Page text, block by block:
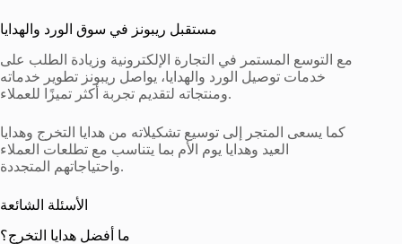
مستقبل ريبونز في سوق الورد والهدايا
مع التوسع المستمر في التجارة الإلكترونية وزيادة الطلب على
خدمات توصيل الورد والهدايا، يواصل ريبونز تطوير خدماته
ومنتجاته لتقديم تجربة أكثر تميزًا للعملاء.
كما يسعى المتجر إلى توسيع تشكيلاته من هدايا التخرج وهدايا
العيد وهدايا يوم الأم بما يتناسب مع تطلعات العملاء
واحتياجاتهم المتجددة.
الأسئلة الشائعة
ما أفضل هدايا التخرج؟